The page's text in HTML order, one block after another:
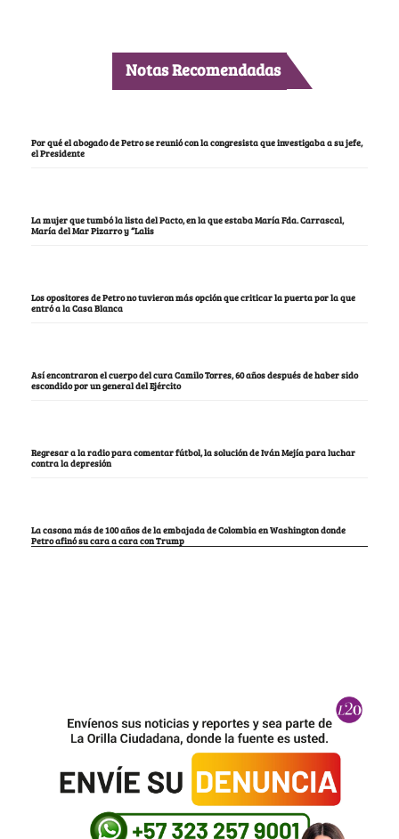
Notas Recomendadas
Por qué el abogado de Petro se reunió con la congresista que investigaba a su jefe,
el Presidente
La mujer que tumbó la lista del Pacto, en la que estaba María Fda. Carrascal,
María del Mar Pizarro y “Lalis
Los opositores de Petro no tuvieron más opción que criticar la puerta por la que
entró a la Casa Blanca
Así encontraron el cuerpo del cura Camilo Torres, 60 años después de haber sido
escondido por un general del Ejército
Regresar a la radio para comentar fútbol, la solución de Iván Mejía para luchar
contra la depresión
La casona más de 100 años de la embajada de Colombia en Washington donde
Petro afinó su cara a cara con Trump